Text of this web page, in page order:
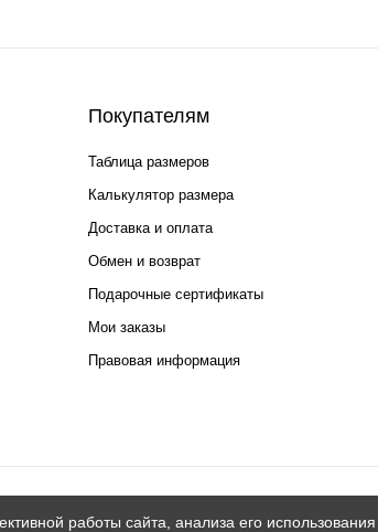
Покупателям
Таблица размеров
Калькулятор размера
Доставка и оплата
Обмен и возврат
Подарочные сертификаты
Мои заказы
Правовая информация
работы сайта, анализа его